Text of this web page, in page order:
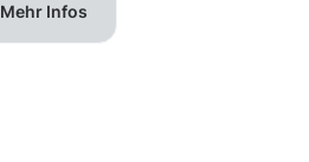
Mehr Infos